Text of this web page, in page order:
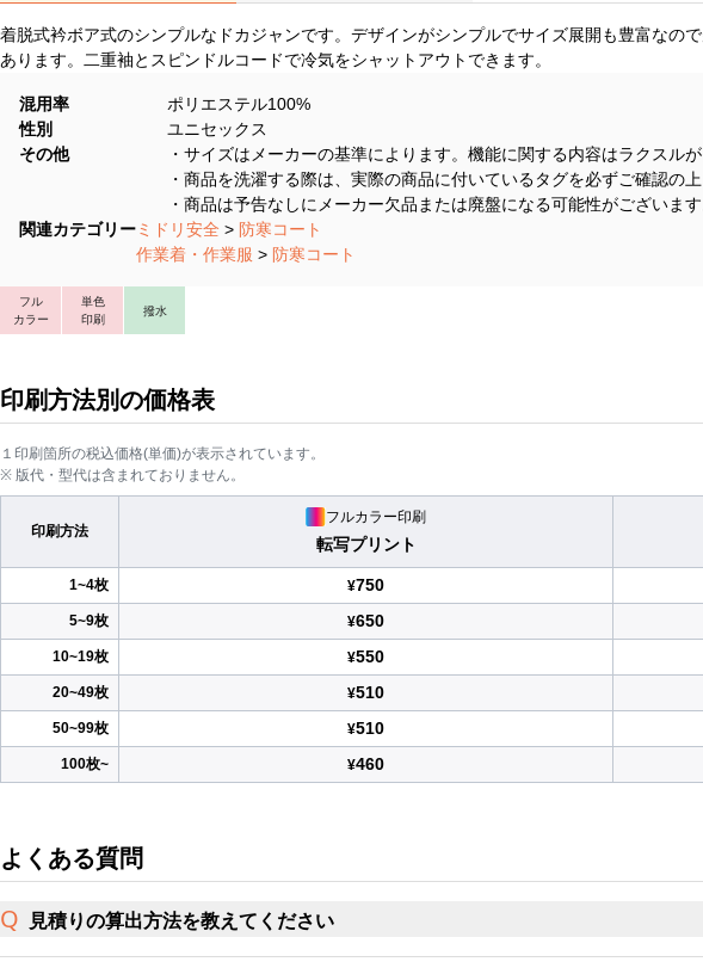
着脱式衿ボア式のシンプルなドカジャンです。デザインがシンプルでサイズ展開も豊富なの
あります。二重袖とスピンドルコードで冷気をシャットアウトできます。
フル
カラー
単色
印刷
撥水
混用率
ポリエステル100%
性別
ユニセックス
その他
・サイズはメーカーの基準によります。機能に関する内容はラクスル
・商品を洗濯する際は、実際の商品に付いているタグを必ずご確認の
・商品は予告なしにメーカー欠品または廃盤になる可能性がございま
関連カテゴリーミドリ安全 > 防寒コート
作業着・作業服 > 防寒コート
印刷方法別の価格表
１印刷箇所の税込価格(単価)が表示されています。
※ 版代・型代は含まれておりません。
印刷方法
フルカラー印刷
転写プリント
1~4枚 ¥750
5~9枚 ¥650
10~19枚 ¥550
20~49枚 ¥510
50~99枚 ¥510
100枚~ ¥460
よくある質問
見積りの算出方法を教えてください